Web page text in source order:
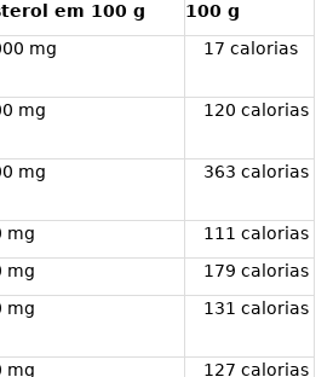
em 100 g
100 g
mg 17 calorias
mg 120 calorias
mg 363 calorias
mg
111 calorias
mg
179 calorias
mg 131 calorias
mg 127 calorias